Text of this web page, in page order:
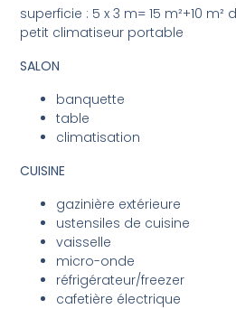
superficie : 5 x 3 m= 15 m²+10 m²
petit climatiseur portable
SALON
banquette
table
climatisation
CUISINE
gazinière extérieure
ustensiles de cuisine
vaisselle
micro-onde
réfrigérateur/freezer
cafetière électrique